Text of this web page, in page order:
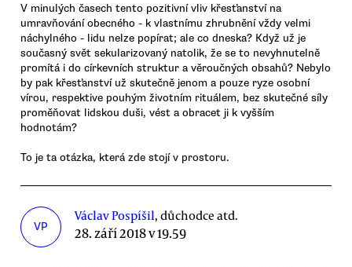
V minulých časech tento pozitivní vliv křesťanství na
umravňování obecného - k vlastnímu zhrubnění vždy velmi
náchylného - lidu nelze popírat; ale co dneska? Když už je
současný svět sekularizovaný natolik, že se to nevyhnutelně
promítá i do církevních struktur a věroučných obsahů? Nebylo
by pak křesťanství už skutečně jenom a pouze ryze osobní
vírou, respektive pouhým životním rituálem, bez skutečné síly
proměňovat lidskou duši, vést a obracet ji k vyšším
hodnotám?
To je ta otázka, která zde stojí v prostoru.
VP
Václav Pospíšil, důchodce atd.
28. září 2018 v 19.59